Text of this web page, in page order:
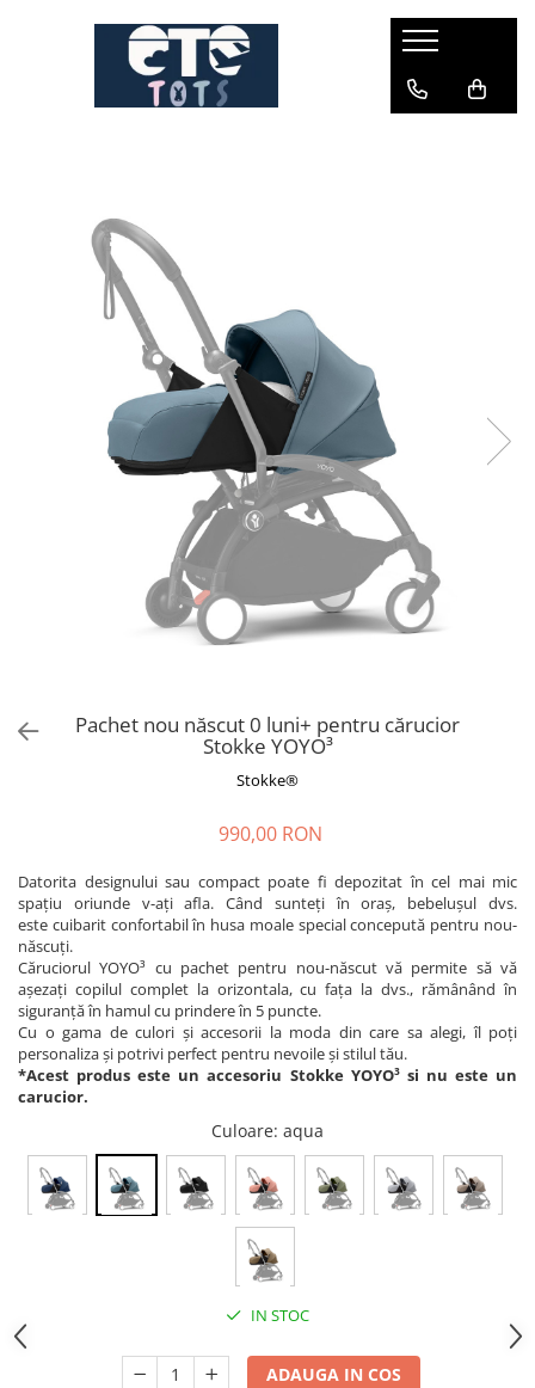
CĂRUCIOARE & SCAUNE AUTO
scaune auto pentru avion
accesorii cărucioare
accesorii scaun auto
accesorii scaun avion
Pachet nou născut 0 luni+ pentru cărucior
Stokke YOYO³
Stokke®
990,00 RON
Datorita designului sau compact poate fi depozitat în cel mai mic
spațiu oriunde v-ați afla. Când sunteți în oraș, bebelușul dvs.
este cuibarit confortabil în husa moale special concepută pentru nou-
născuți.
Căruciorul YOYO³ cu pachet pentru nou-născut vă permite să vă
așezați copilul complet la orizontala, cu fața la dvs., rămânând în
siguranță în hamul cu prindere în 5 puncte.
Cu o gama de culori și accesorii la moda din care sa alegi, îl poți
personaliza și potrivi perfect pentru nevoile și stilul tău.
*Acest produs este un accesoriu Stokke YOYO³ si nu este un
carucior.
Culoare: aqua
IN STOC
ADAUGA IN COS